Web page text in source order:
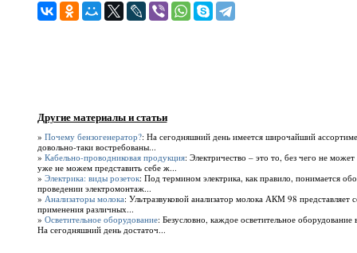
Другие материалы и статьи
» Почему бензогенератор?: На сегодняшний день имеется широчайший
довольно-таки востребованы...
» Кабельно-проводниковая продукция: Электричество – это то, без чего не
уже не можем представить себе ж...
» Электрика: виды розеток: Под термином электрика, как правило, понимается
проведении электромонтаж...
» Анализаторы молока: Ультразвуковой анализатор молока АКМ 98
применения различных...
» Осветительное оборудование: Безусловно, каждое осветительное
На сегодняшний день достаточ...